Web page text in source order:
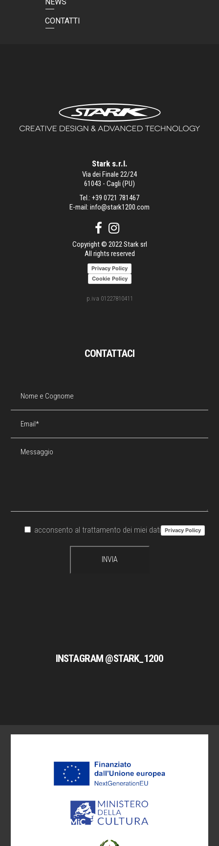
NEWS
CONTATTI
INSTAGRAM @STARK_1200
CONTATTACI
acconsento al trattamento dei miei dati Privacy Policy
Stark s.r.l.
Via dei Finale 22/24
61043 - Cagli (PU)
Tel.: +39 0721 781467
E-mail: info@stark1200.com
Copyright © 2022 Stark srl
All rights reserved
Privacy Policy
Cookie Policy
p.iva 01227810411